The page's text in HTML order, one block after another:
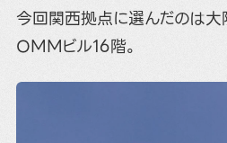
今回関西拠点に選んだのは
OMMビル16階。